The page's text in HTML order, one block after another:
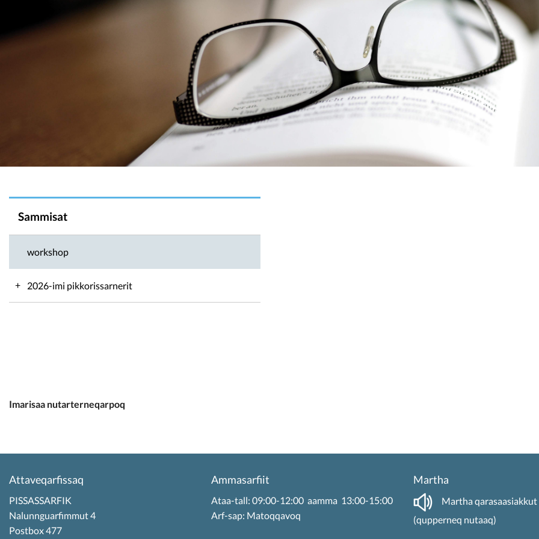
Kommune
Sammisat
workshop
2026-imi pikkorissarnerit
Imarisaa nutarterneqarpoq
Attaveqarfissaq
PISSASSARFIK
Nalunnguarfimmut 4
Postbox 477
Ammasarfiit
Ataa-tall: 09:00-12:00 aamma 13:00-15:00
Arf-sap: Matoqqavoq
Martha
Martha
(qupperneq nutaaq)